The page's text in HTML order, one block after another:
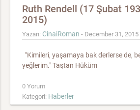
Ruth Rendell (17 Şubat
2015)
Yazan: CinaiRoman - December 31, 2015
"Kimileri, yaşamaya bak derlerse de,
yeğlerim." Taştan Hüküm
0 Yorum
Kategori: Haberler